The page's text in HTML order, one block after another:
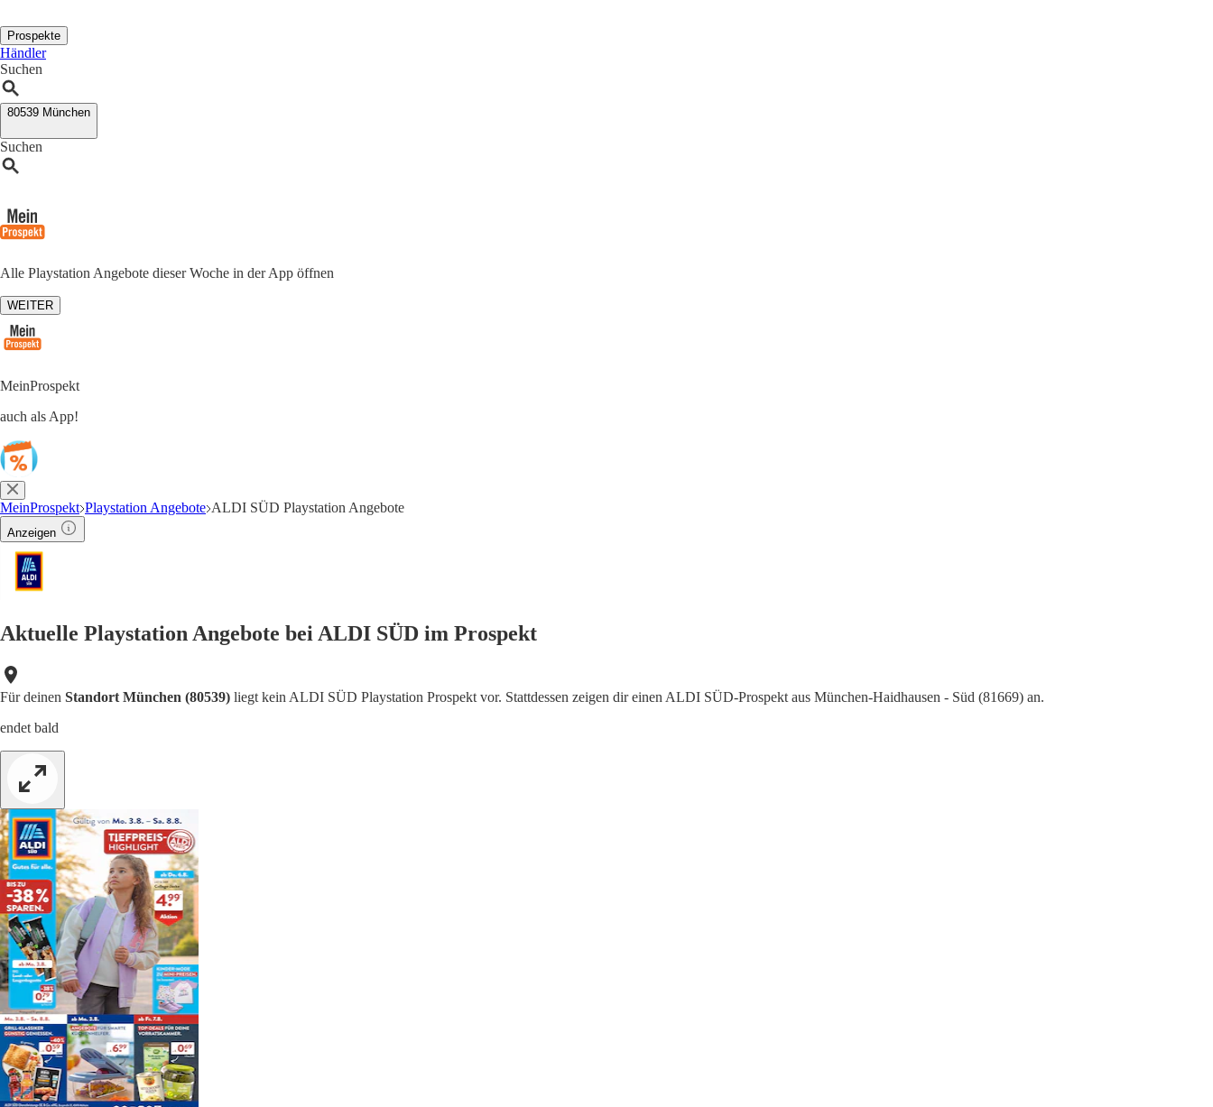
Prospekte
Händler
Suchen
80539 München
Suchen
Alle Playstation Angebote dieser Woche in der App öffnen
WEITER
MeinProspekt
auch als App!
MeinProspekt Playstation Angebote ALDI SÜD Playstation Angebote
Anzeigen
Aktuelle Playstation Angebote bei ALDI SÜD im Prospekt
Für deinen Standort München (80539) liegt kein ALDI SÜD Playstation Prospekt vor. Stattdessen zeigen dir einen ALDI SÜD-Prospekt aus München-Haidhausen - Süd (81669) an.
endet bald